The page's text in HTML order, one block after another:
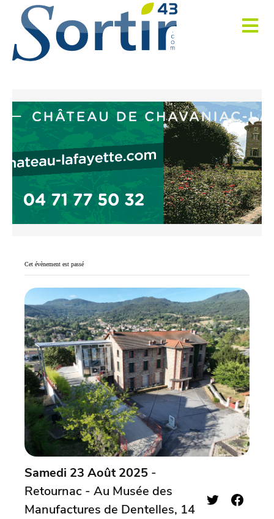
Cet évènement est passé
Samedi 23 Août 2025 -
Retournac - Au Musée des
Manufactures de Dentelles, 14